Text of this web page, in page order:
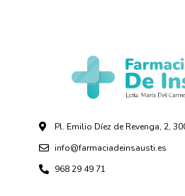
Pl. Emilio Díez de Revenga, 2,
info@farmaciadeinsausti.es
968 29 49 71